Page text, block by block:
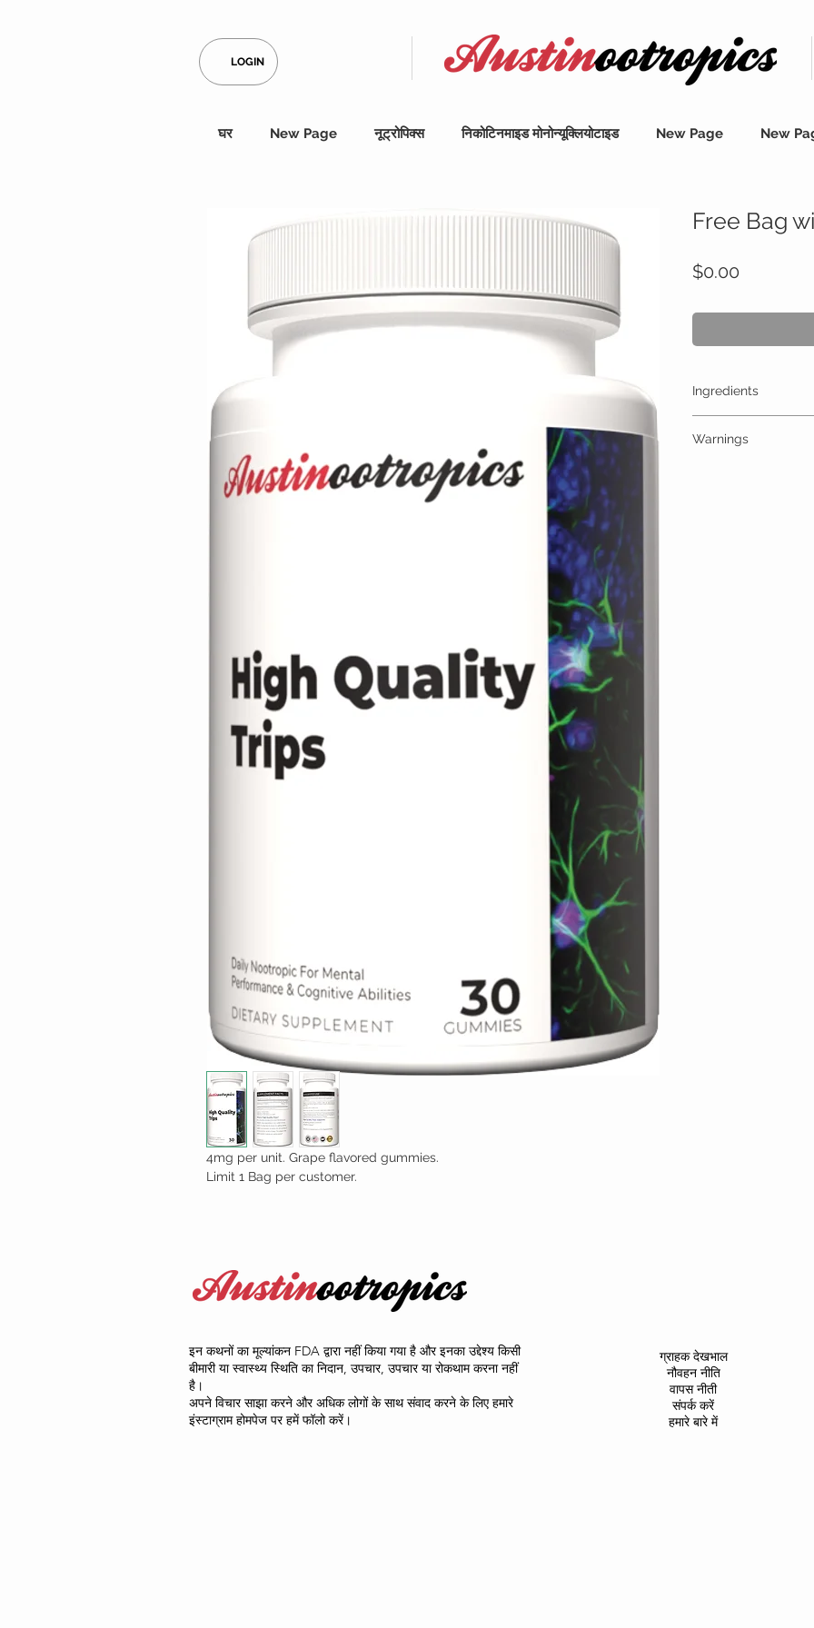
LOGIN
घर New Page नूट्रोपिक्स निकोटिनमाइड मोनोन्यूक्लियोटाइड New Page New
4mg per unit. Grape flavored gummies.
Limit 1 Bag per customer.
Free Bag
$0.00
Ingredients
High Quality Trips
Warnings
इन कथनों का मूल्यांकन FDA द्वारा नहीं किया गया है और इनका उद्देश्य किसी
बीमारी या स्वास्थ्य स्थिति का निदान, उपचार, उपचार या रोकथाम करना नहीं
है।
अपने विचार साझा करने और अधिक लोगों के साथ संवाद करने के लिए हमारे
इंस्टाग्राम होमपेज पर हमें फॉलो करें।
ग्राहक देखभाल
नौवहन नीति
वापस नीती
संपर्क करें
हमारे बारे में